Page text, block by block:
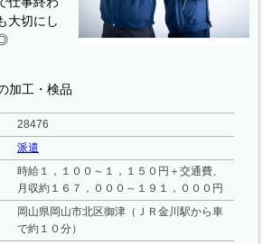
大切にし
加工・検品
28476
派遣
時給１，１００～１，１５０円＋交通費、
月収約１６７，０００～１９１，０００円
岡山県岡山市北区御津（ＪＲ金川駅から車
で約１０分）